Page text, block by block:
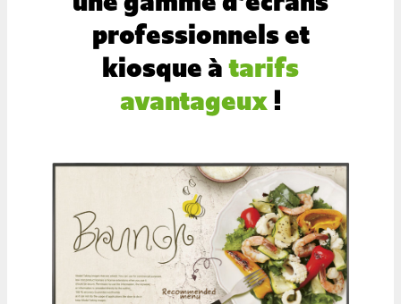
professionnels et
kiosque àtarifs
avantageux!